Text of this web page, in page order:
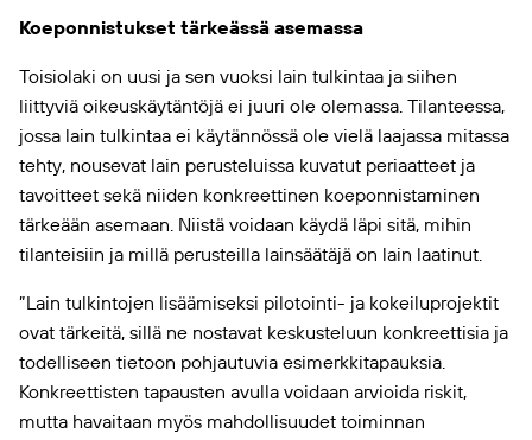
Koeponnistukset tärkeässä asemassa
Toisiolaki on uusi ja sen vuoksi lain tulkintaa ja siihen
liittyviä oikeuskäytäntöjä ei juuri ole olemassa. Tilanteessa,
jossa lain tulkintaa ei käytännössä ole vielä laajassa mitassa
tehty, nousevat lain perusteluissa kuvatut periaatteet ja
tavoitteet sekä niiden konkreettinen koeponnistaminen
tärkeään asemaan. Niistä voidaan käydä läpi sitä, mihin
tilanteisiin ja millä perusteilla lainsäätäjä on lain laatinut.
”Lain tulkintojen lisäämiseksi pilotointi- ja kokeiluprojektit
ovat tärkeitä, sillä ne nostavat keskusteluun konkreettisia ja
todelliseen tietoon pohjautuvia esimerkkitapauksia.
Konkreettisten tapausten avulla voidaan arvioida riskit,
mutta havaitaan myös mahdollisuudet toiminnan